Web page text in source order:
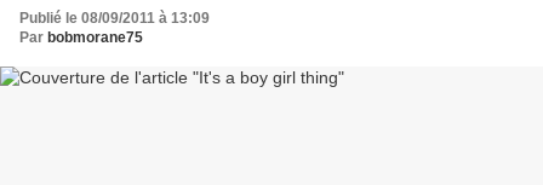
Publié le 08/09/2011 à 13:09
Par bobmorane75